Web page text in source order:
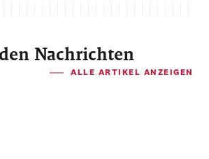
Nachrichten
ALLE ARTIKEL ANZEIGEN